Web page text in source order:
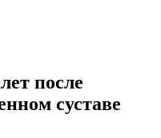
после
суставе